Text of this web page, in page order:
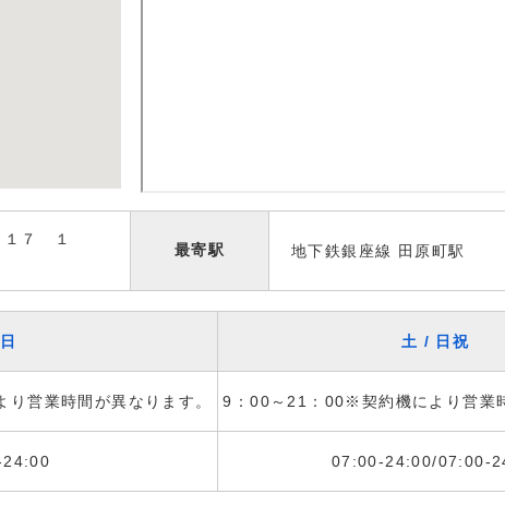
１７ １
最寄駅 地下鉄銀座線 田原町駅
土 / 日祝
営業時間が異なります。 9：00～21：00※契約機により営業
07:00-24:00/07:00-